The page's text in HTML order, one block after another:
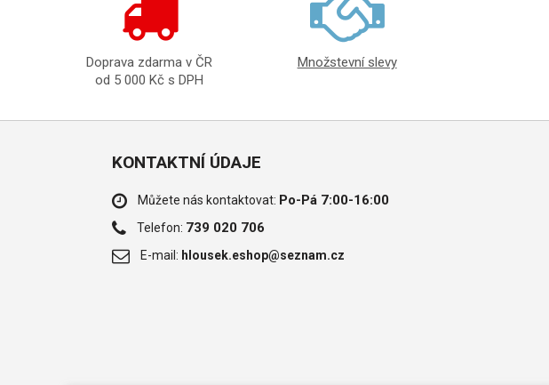
Doprava zdarma v ČR
od 5 000 Kč s DPH
Množstevní slevy
KONTAKTNÍ ÚDAJE
Můžete nás kontaktovat: Po-Pá 7:00-16:00
Telefon: 739 020 706
E-mail: hlousek.eshop@seznam.cz